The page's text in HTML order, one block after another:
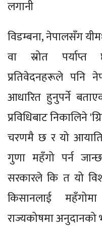
लगानी
विडम्बना, नेपालसँग
वा स्रोत
प्रतिवेदनहरूले पनि
आधारित हुनुपर्ने
प्रविधिबाट निकालिने
चरणमै छ र यो
गुणा महँगो पर्न
सरकारले कि त यो
किसानलाई
राज्यकोषमा